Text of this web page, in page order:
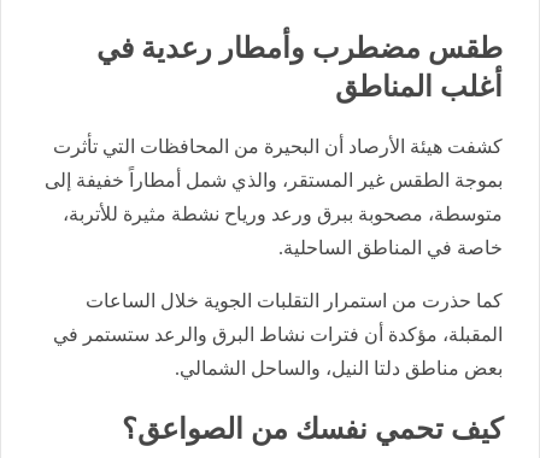
طقس مضطرب وأمطار رعدية في
أغلب المناطق
كشفت هيئة الأرصاد أن البحيرة من المحافظات التي تأثرت
بموجة الطقس غير المستقر، والذي شمل أمطاراً خفيفة إلى
متوسطة، مصحوبة ببرق ورعد ورياح نشطة مثيرة للأتربة،
خاصة في المناطق الساحلية.
كما حذرت من استمرار التقلبات الجوية خلال الساعات
المقبلة، مؤكدة أن فترات نشاط البرق والرعد ستستمر في
بعض مناطق دلتا النيل، والساحل الشمالي.
كيف تحمي نفسك من الصواعق؟